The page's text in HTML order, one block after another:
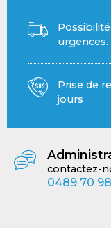
urgences.
Prise de
jours
contactez-
0489 70